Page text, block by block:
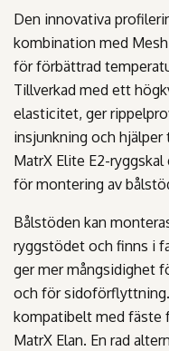
Den innovativa
kombination med
för förbättrad
Tillverkad med ett
elasticitet, ger
insjunkning och
MatrX Elite E2-
för montering av
Bålstöden kan
ryggstödet och finns i
ger mer mångsidighet
och för
kompatibelt med fäste
MatrX Elan. En rad